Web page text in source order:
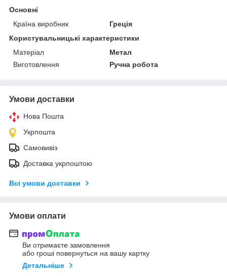
Основні
Країна виробник
Греція
Користувальницькі характеристики
Матеріал
Метал
Виготовлення
Ручна робота
Умови доставки
Нова Пошта
Укрпошта
Самовивіз
Доставка укрпоштою
Всі умови доставки
Умови оплати
Ви отримаєте замовлення
або гроші повернуться на вашу картку
Детальніше